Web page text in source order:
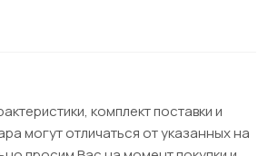
комплект поставки и
могут отличаться от указанных на